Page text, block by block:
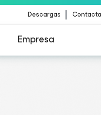
Descargas
Empresa